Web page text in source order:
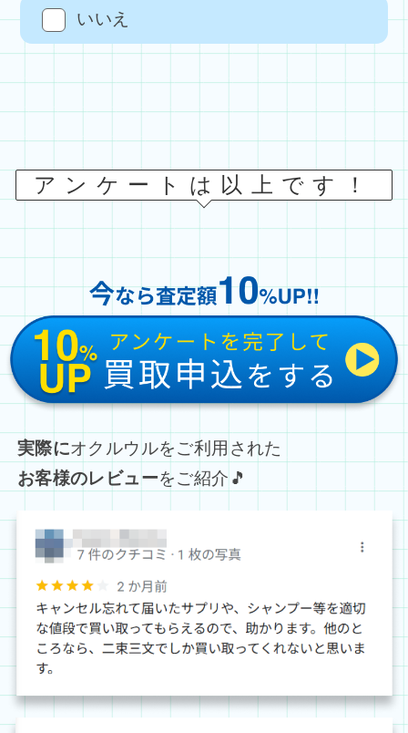
いいえ
アンケートは以上です！
実際にオクルウルをご利用された
お客様のレビューをご紹介🎵